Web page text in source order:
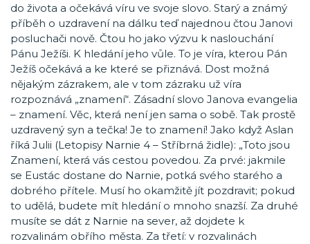
do života a očekává víru ve svoje slovo. Starý a známý
příběh o uzdravení na dálku teď najednou čtou Janovi
posluchači nově. Čtou ho jako výzvu k naslouchání
Pánu Ježíši. K hledání jeho vůle. To je víra, kterou Pán
Ježíš očekává a ke které se přiznává. Dost možná
nějakým zázrakem, ale v tom zázraku už víra
rozpoznává „znamení“. Zásadní slovo Janova evangelia
– znamení. Věc, která není jen sama o sobě. Tak prostě
uzdravený syn a tečka! Je to znamení! Jako když Aslan
říká Julii (Letopisy Narnie 4 – Stříbrná židle): „Toto jsou
Znamení, která vás cestou povedou. Za prvé: jakmile
se Eustác dostane do Narnie, potká svého starého a
dobrého přítele. Musí ho okamžitě jít pozdravit; pokud
to udělá, budete mít hledání o mnoho snazší. Za druhé
musíte se dát z Narnie na sever, až dojdete k
rozvalinám obřího města. Za třetí: v rozvalinách